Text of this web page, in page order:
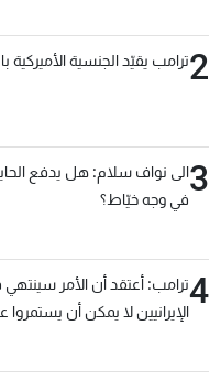
2ترامب يقيّد الجنسية الأميركية
3الى نواف سلام: هل يدفع
في وجه خيّاط؟
4ترامب: أعتقد أن الأمر سينتهي
الإيرانيين لا يمكن أن يستمروا